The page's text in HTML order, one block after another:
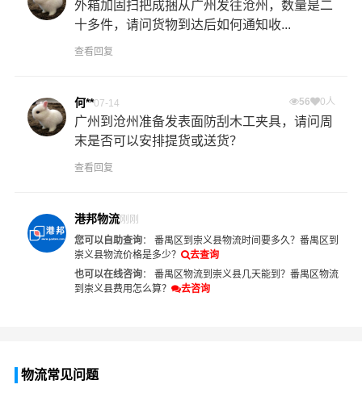
外箱加固扫把成捆从广州发往沧州，数量是二
十多件，请问货物到达后如何通知收...
查看回复
何**07-14 56 0人
广州到沧州准备发表面防刮木工夹具，请问周
末是否可以安排提货或送货？
查看回复
港邦物流刚刚
您可以自助查询： 番禺区到崇义县物流时间要多久？ 番禺区到
崇义县物流价格是多少？
去查询
也可以在线咨询： 番禺区物流到崇义县几天能到？ 番禺区物流
到崇义县费用怎么算？
去咨询
物流常见问题